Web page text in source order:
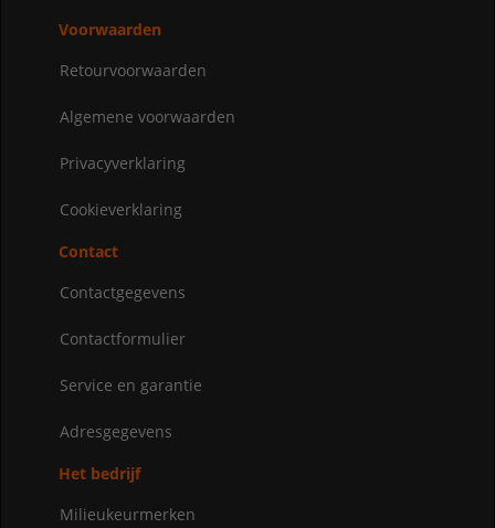
Voorwaarden
Retourvoorwaarden
Algemene voorwaarden
Privacyverklaring
Cookieverklaring
Contact
Contactgegevens
Contactformulier
Service en garantie
Adresgegevens
Het bedrijf
Milieukeurmerken